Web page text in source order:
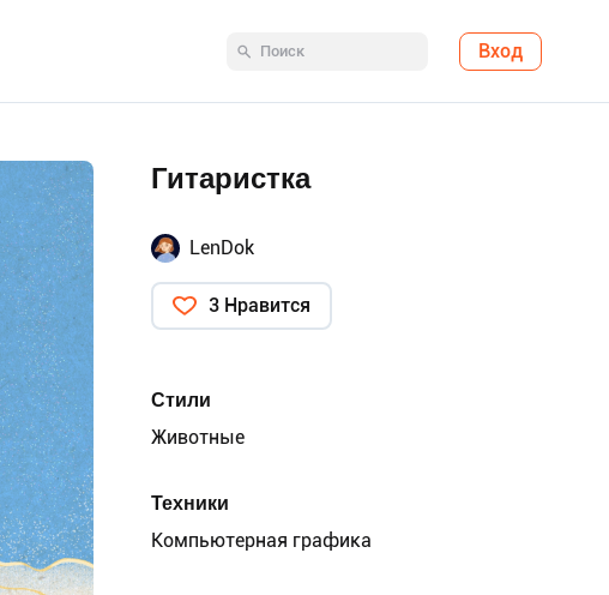
Вход
Гитаристка
LenDok
3 Нравится
Стили
Животные
Техники
Компьютерная графика